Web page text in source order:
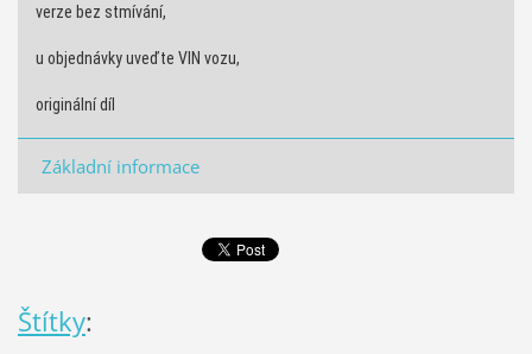
verze bez stmívání,
u objednávky uveďte VIN vozu,
originální díl
Základní informace
Štítky: